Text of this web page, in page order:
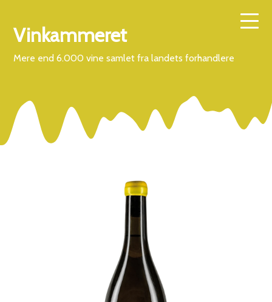
Vinkammeret
Mere end 6.000 vine samlet fra landets forhandlere